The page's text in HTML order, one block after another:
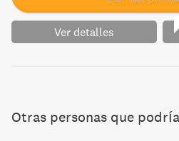
Ver detalles
Otras personas que